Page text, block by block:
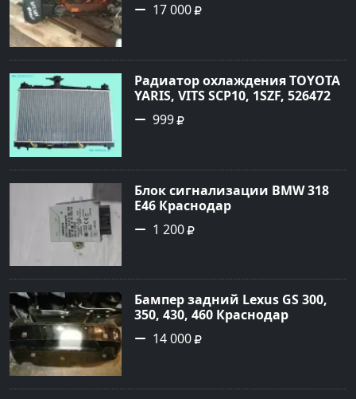
17 000
Радиатор охлаждения TOYOTA
YARIS, VITS SCP10, 1SZF, 5264720
Краснодар
999
Блок сигнализации BMW 318
E46 Краснодар
1 200
Бампер задний Lexus GS 300,
350, 430, 460 Краснодар
14 000